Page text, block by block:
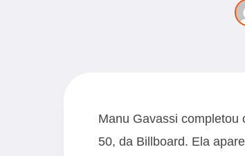
Manu Gavassi completou
50, da Billboard. Ela